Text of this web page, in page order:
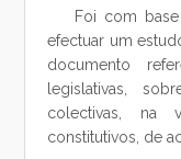
Foi com
efectuar um
documento
legislativas,
colectivas, na
constitutivos, de